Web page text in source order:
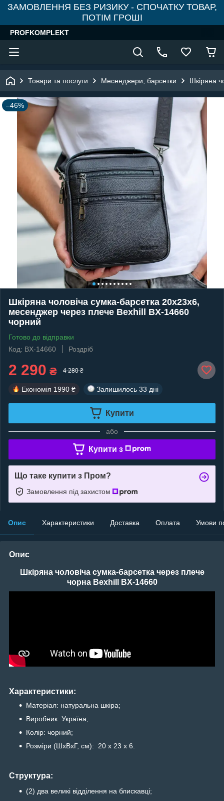
ЗАМОВЛЕННЯ БЕЗ РИЗИКУ - СПОЧАТКУ ТОВАР,
ПОТІМ ГРОШІ
PROFKOMPLEKT
Товари та послуги Месенджери, барсетки Шкіряна
–46%
Шкіряна чоловіча сумка-барсетка 20х23х6,
месенджер через плече Bexhill BX-14660
чорний
Готово до відправки
Код: BX-14660
Роздріб
2 290 ₴ 4 280 ₴
Економія 1990 ₴ Залишилось 33 дні
Купити
або
Купити з
Що таке купити з Пром?
Замовлення під захистом
Опис Характеристики Доставка Оплата Умови
Опис
Шкіряна чоловіча сумка-барсетка через плече
чорна Bexhill BX-14660
Характеристики:
Матеріал: натуральна шкіра;
Виробник: Україна;
Колір: чорний;
Розміри (ШхВхГ, см): 20 х 23 х 6.
Структура:
(2) два великі відділення на блискавці;